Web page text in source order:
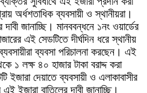
অর্ধশতাধিক ব্যবসায়ী ও স্থানীয়রা।
জানাচ্ছি। মানববন্ধনে ১নং ওয়ার্ডের
এই সেডটিতে দীর্ঘদিন ধরে স্থানীয়
ব্যবসা পরিচালনা করছেন। এই
১ লক্ষ ৪০ হাজার টাকা বরাদ্দ করা
দেয়াতে ব্যবসায়ী ও এলাকাবাসীর
ইজারা বাতিলের দাবী জানাচ্ছি।